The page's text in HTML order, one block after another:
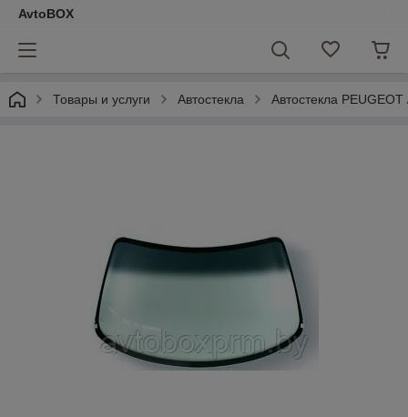
AvtoBOX
Товары и услуги Автостекла Автостекла